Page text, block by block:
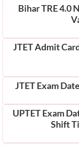
Bihar TRE 4.0
JTET Admit
JTET Exam
UPTET Exam
Shift